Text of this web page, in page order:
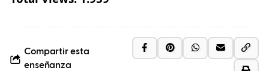
Compartir esta
enseñanza